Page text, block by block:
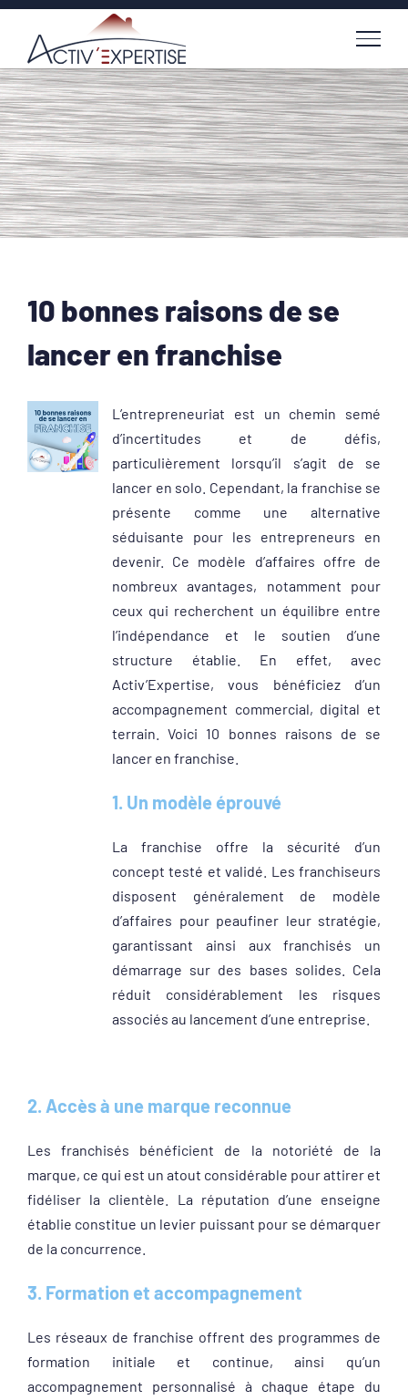
Passer
contenu
10 bonnes raisons de se
lancer en franchise
Voir
l'image
agrandie
L’entrepreneuriat est un chemin semé
d’incertitudes et de défis,
particulièrement lorsqu’il s’agit de se
lancer en solo. Cependant, la franchise se
présente comme une alternative
séduisante pour les entrepreneurs en
devenir. Ce modèle d’affaires offre de
nombreux avantages, notamment pour
ceux qui recherchent un équilibre entre
l’indépendance et le soutien d’une
structure établie. En effet, avec
Activ’Expertise, vous bénéficiez d’un
accompagnement commercial, digital et
terrain. Voici 10 bonnes raisons de se
lancer en franchise.
1. Un modèle éprouvé
La franchise offre la sécurité d’un
concept testé et validé. Les franchiseurs
disposent généralement de modèle
d’affaires pour peaufiner leur stratégie,
garantissant ainsi aux franchisés un
démarrage sur des bases solides. Cela
réduit considérablement les risques
associés au lancement d’une entreprise.
2. Accès à une marque reconnue
Les franchisés bénéficient de la notoriété de la
marque, ce qui est un atout considérable pour attirer et
fidéliser la clientèle. La réputation d’une enseigne
établie constitue un levier puissant pour se démarquer
de la concurrence.
3. Formation et accompagnement
Les réseaux de franchise offrent des programmes de
formation initiale et continue, ainsi qu’un
accompagnement personnalisé à chaque étape du